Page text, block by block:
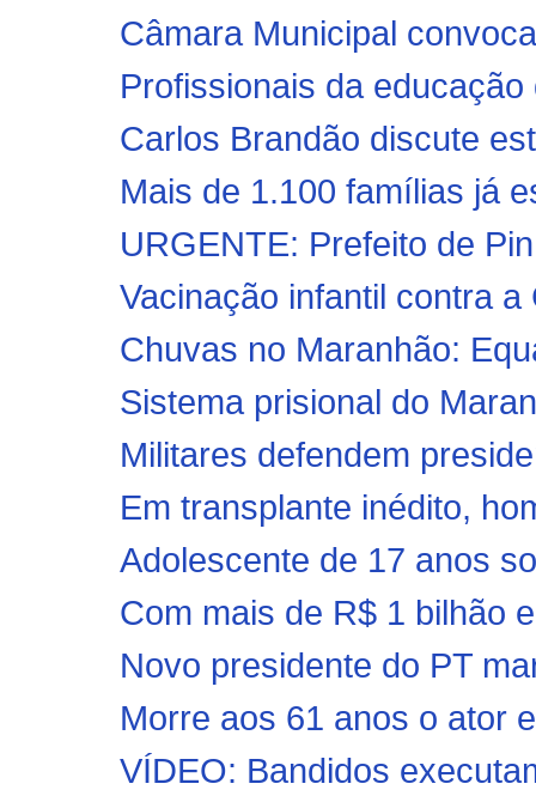
Câmara Municipal
Profissionais da
Carlos Brandão discute
Mais de 1.100 famílias já
URGENTE: Prefeito de
Vacinação infantil contra
Chuvas no Maranhão:
Sistema prisional do
Militares defendem
Em transplante inédito,
Adolescente de 17 anos
Com mais de R$ 1 bilhão
Novo presidente do PT
Morre aos 61 anos o ator
VÍDEO: Bandidos